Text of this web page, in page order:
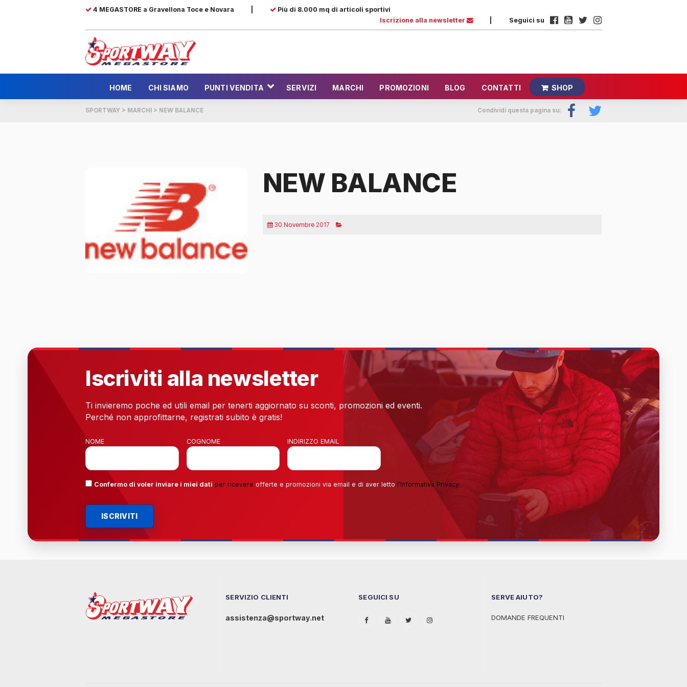
4 MEGASTORE a Gravellona Toce e Novara
Più di 8.000 mq di articoli sportivi
Iscrizione alla newsletter
Seguici su
HOME CHI SIAMO PUNTI VENDITA SERVIZI MARCHI PROMOZIONI BLOG CONTATTI SHOP
SPORTWAY > MARCHI > NEW BALANCE Condividi questa pagina su:
NEW BALANCE
30 Novembre 2017
Iscriviti alla newsletter
Ti invieremo poche ed utili email per tenerti aggiornato su sconti, promozioni ed eventi.
Perché non approfittarne, registrati subito è gratis!
NOME COGNOME INDIRIZZO EMAIL
Confermo di voler inviare i miei dati per ricevere offerte e promozioni via email e di aver letto l’Informativa Privacy.
ISCRIVITI
SERVIZIO CLIENTI
assistenza@sportway.net
SEGUICI SU SERVE AIUTO?
DOMANDE FREQUENTI